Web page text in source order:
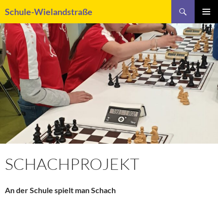
Inhalt
springen
Schule-Wielandstraße
MENÜ
SCHACHPROJEKT
An der Schule spielt man Schach